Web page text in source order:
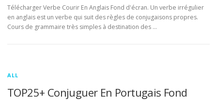
Télécharger Verbe Courir En Anglais Fond d'écran. Un verbe irrégulier
en anglais est un verbe qui suit des règles de conjugaisons propres.
Cours de grammaire très simples à destination des …
ALL
TOP25+ Conjuguer En Portugais Fond